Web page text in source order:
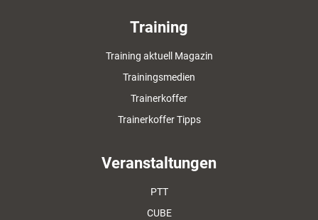
Training
Training aktuell Magazin
Trainingsmedien
Trainerkoffer
Trainerkoffer Tipps
Veranstaltungen
PTT
CUBE